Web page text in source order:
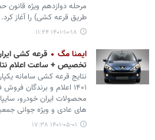
مرحله دوازدهم ویژه قانون
طریق قرعه کشی) را آغاز کرد.
۱۴۰۱-۱۰-۱۸ ۱۱:۲۴
ایمنا مگ
قرعه کشی
تخصیص + ساعت اعلام
نتایج قرعه کشی سامانه
۱۴۰۱ اعلام و برندگان
محصولات ایران خودرو،
های عادی و ویژه جوانی
۱۴۰۱-۰۵-۰۱ ۱۷:۳۸